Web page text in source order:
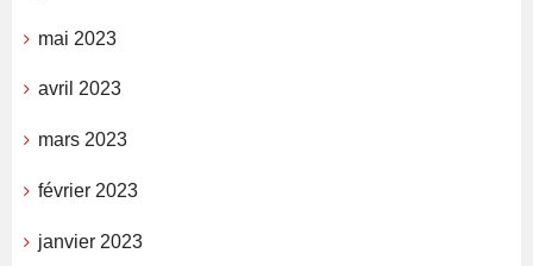
mai 2023
avril 2023
mars 2023
février 2023
janvier 2023